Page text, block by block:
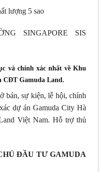
lượng 5 sao
SINGAPORE SIS
và chính xác nhất về Khu
CĐT Gamuda Land.
bán, sự kiện, lễ hội, chính
dự án Gamuda City Hà
Việt Nam. Hỗ trợ thủ
ĐẦU TƯ GAMUDA